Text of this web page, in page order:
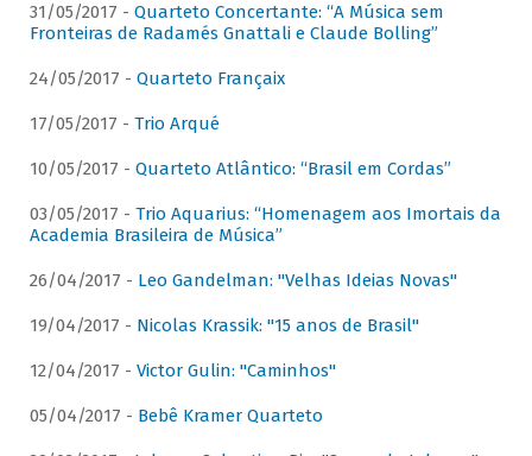
31/05/2017 - Quarteto Concertante: “A Música sem
Fronteiras de Radamés Gnattali e Claude Bolling”
24/05/2017 - Quarteto Françaix
17/05/2017 - Trio Arqué
10/05/2017 - Quarteto Atlântico: “Brasil em Cordas”
03/05/2017 - Trio Aquarius: “Homenagem aos Imortais da
Academia Brasileira de Música”
26/04/2017 - Leo Gandelman: "Velhas Ideias Novas"
19/04/2017 - Nicolas Krassik: "15 anos de Brasil"
12/04/2017 - Victor Gulin: "Caminhos"
05/04/2017 - Bebê Kramer Quarteto